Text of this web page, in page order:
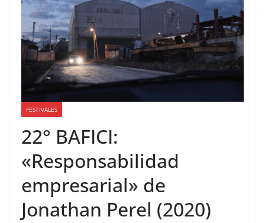
FESTIVALES
22° BAFICI:
«Responsabilidad
empresarial» de
Jonathan Perel (2020)